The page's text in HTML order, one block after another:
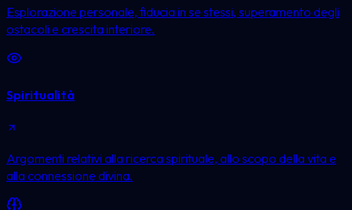
Esplorazione personale, fiducia in se stessi, superamento degli
ostacoli e crescita interiore.
Spiritualità
Argomenti relativi alla ricerca spirituale, allo scopo della vita e
alla connessione divina.